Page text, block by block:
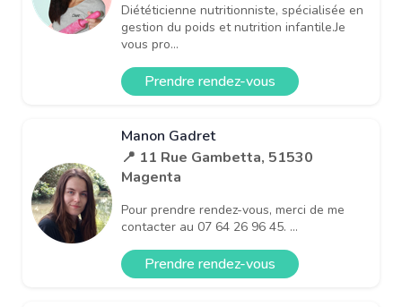
Diététicienne nutritionniste, spécialisée en
gestion du poids et nutrition infantile.Je
vous pro...
Prendre rendez-vous
Manon Gadret
📍 11 Rue Gambetta, 51530
Magenta
Pour prendre rendez-vous, merci de me
contacter au 07 64 26 96 45. ...
Prendre rendez-vous